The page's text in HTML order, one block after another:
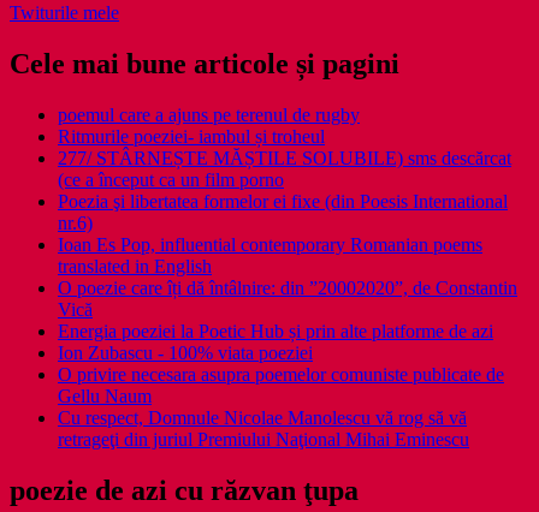
Twiturile mele
Cele mai bune articole și pagini
poemul care a ajuns pe terenul de rugby
Ritmurile poeziei- iambul și troheul
277/ STÂRNEȘTE MĂȘTILE SOLUBILE) sms descărcat
(ce a început ca un film porno
Poezia şi libertatea formelor ei fixe (din Poesis International
nr.6)
Ioan Es Pop, influential contemporary Romanian poems
translated in English
O poezie care îți dă întâlnire: din ”20002020”, de Constantin
Vică
Energia poeziei la Poetic Hub și prin alte platforme de azi
Ion Zubascu - 100% viata poeziei
O privire necesara asupra poemelor comuniste publicate de
Gellu Naum
Cu respect, Domnule Nicolae Manolescu vă rog să vă
retrageţi din juriul Premiului Naţional Mihai Eminescu
poezie de azi cu răzvan ţupa